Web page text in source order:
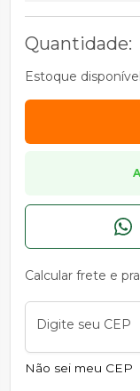
Quantidade:
Estoque
Calcular frete e
Digite seu CEP
Não sei meu CEP